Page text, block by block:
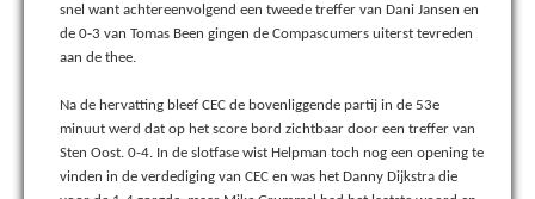
snel want achtereenvolgend een tweede treffer van Dani Jansen en
de 0-3 van Tomas Been gingen de Compascumers uiterst tevreden
aan de thee.
Na de hervatting bleef CEC de bovenliggende partij in de 53e
minuut werd dat op het score bord zichtbaar door een treffer van
Sten Oost. 0-4. In de slotfase wist Helpman toch nog een opening te
vinden in de verdediging van CEC en was het Danny Dijkstra die